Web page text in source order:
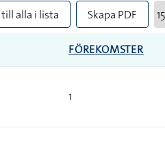
till alla i lista Skapa PDF
FÖREKOMSTER
1